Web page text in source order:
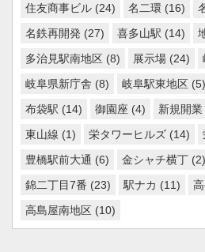
住友商事ビル (24) 名二環 (16)
名鉄再開発 (27) 喜多山駅 (14)
多治見駅南地区 (8) 展示場 (24)
岐阜県新庁舎 (8) 岐阜駅東地区 (5)
布袋駅 (14) 御園座 (4) 新規開業
東山線 (1) 栄タワーヒルズ (14)
豊橋駅前大通 (6) 金シャチ横丁 (2)
錦二丁目7番 (23) 駅ナカ (11)
高島屋南地区 (10)